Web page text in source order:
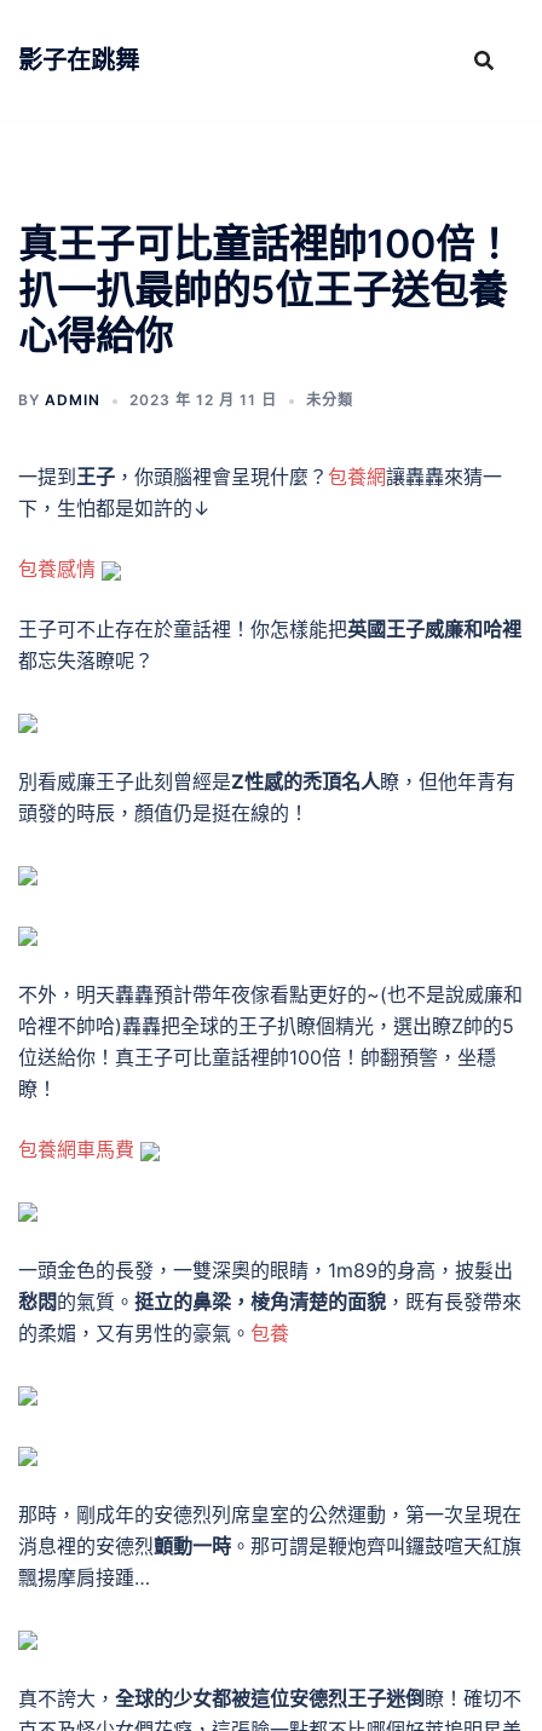
影子在跳舞
真王子可比童話裡帥100倍！
扒一扒最帥的5位王子送包養
心得給你
BY ADMIN 2023 年 12 月 11 日 未分類
一提到 王子 ，你頭腦裡會呈現什麼？ 包養網讓轟轟來猜一
下，生怕都是如許的↓
包養感情
王子可不止存在於童話裡！ 你怎樣能把英國王子威廉和哈裡
都忘失落瞭呢？
別看威廉王子此刻曾經是Z性感的禿頂名人瞭，但他年青有
頭發的時辰，顏值仍是挺在線的！
不外，明天轟轟預計帶年夜傢看點更好的~(也不是說威廉和
哈裡不帥哈)轟轟把全球的王子扒瞭個精光，選出瞭Z帥的5
位送給你！ 真王子可比童話裡帥100倍！帥翻預警，坐穩
瞭！
包養網車馬費
一頭金色的長發，一雙深奧的眼睛，1m89的身高，披髮出
愁悶的氣質。 挺立的鼻梁，棱角清楚的面貌 ，既有長發帶來
的柔媚，又有男性的豪氣。 包養
那時，剛成年的安德烈列席皇室的公然運動，第一次呈現在
消息裡的安德烈顫動一時 。 那可謂是鞭炮齊叫鑼鼓喧天紅旗
飄揚摩肩接踵…
真不誇大， 全球的少女都被這位安德烈王子迷倒 瞭 ！ 確切不